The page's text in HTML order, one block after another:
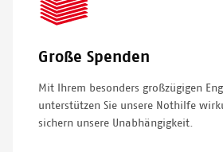
Icon
Große Spenden
Mit Ihrem besonders großzügigen
unterstützen Sie unsere Nothilfe
sichern unsere Unabhängigkeit.